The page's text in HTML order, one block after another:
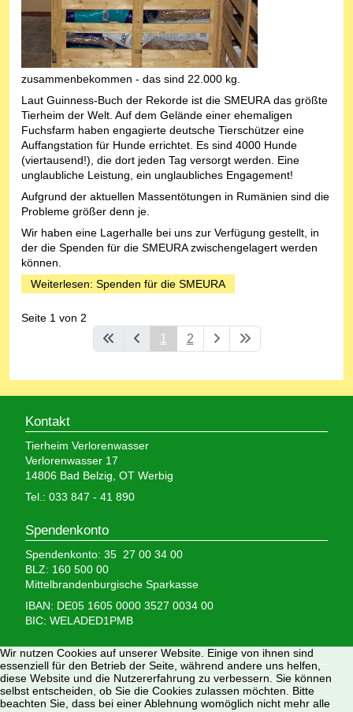
zusammenbekommen - das sind 22.000 kg.
Laut Guinness-Buch der Rekorde ist die SMEURA das größte
Tierheim der Welt. Auf dem Gelände einer ehemaligen
Fuchsfarm haben engagierte deutsche Tierschützer eine
Auffangstation für Hunde errichtet. Es sind 4000 Hunde
(viertausend!), die dort jeden Tag versorgt werden. Eine
unglaubliche Leistung, ein unglaubliches Engagement!
Aufgrund der aktuellen Massentötungen in Rumänien sind die
Probleme größer denn je.
Wir haben eine Lagerhalle bei uns zur Verfügung gestellt, in
der die Spenden für die SMEURA zwischengelagert werden
können.
Weiterlesen: Spenden für die SMEURA
Seite 1 von 2
1 2
Kontakt
Tierheim Verlorenwasser
Verlorenwasser 17
14806 Bad Belzig, OT Werbig
Tel.: 033 847 - 41 890
Spendenkonto
Spendenkonto: 35 27 00 34 00
BLZ: 160 500 00
Mittelbrandenburgische Sparkasse
IBAN: DE05 1605 0000 3527 0034 00
BIC: WELADED1PMB
Wir brauchen Ihre Hilfe,
denn wir erhalten keinerlei staatliche Hilfe, sondern
finanzieren das Tierheim aus Spenden und Erbschaften.
Wir nutzen Cookies auf unserer Website. Einige von ihnen sind
essenziell für den Betrieb der Seite, während andere uns helfen,
diese Website und die Nutzererfahrung zu verbessern. Sie können
selbst entscheiden, ob Sie die Cookies zulassen möchten. Bitte
beachten Sie, dass bei einer Ablehnung womöglich nicht mehr alle